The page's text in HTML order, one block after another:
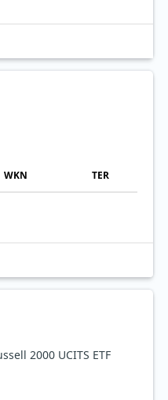
WKN TER
2000 UCITS ETF